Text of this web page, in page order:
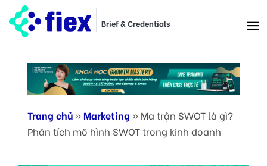
Brief & Credentials
Trang chủ »Marketing » Ma trận SWOT là gì?
Phân tích mô hình SWOT trong kinh doanh